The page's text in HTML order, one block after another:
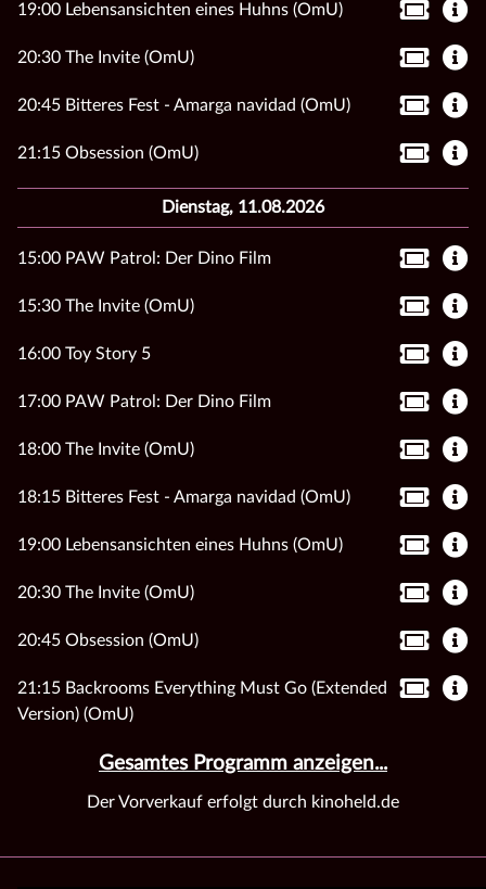
19:00 Lebensansichten eines Huhns (OmU)
20:30 The Invite (OmU)
20:45 Bitteres Fest - Amarga navidad (OmU)
21:15 Obsession (OmU)
Dienstag, 11.08.2026
15:00 PAW Patrol: Der Dino Film
15:30 The Invite (OmU)
16:00 Toy Story 5
17:00 PAW Patrol: Der Dino Film
18:00 The Invite (OmU)
18:15 Bitteres Fest - Amarga navidad (OmU)
19:00 Lebensansichten eines Huhns (OmU)
20:30 The Invite (OmU)
20:45 Obsession (OmU)
21:15 Backrooms Everything Must Go (Extended
Version) (OmU)
Gesamtes Programm anzeigen...
Der Vorverkauf erfolgt durch kinoheld.de